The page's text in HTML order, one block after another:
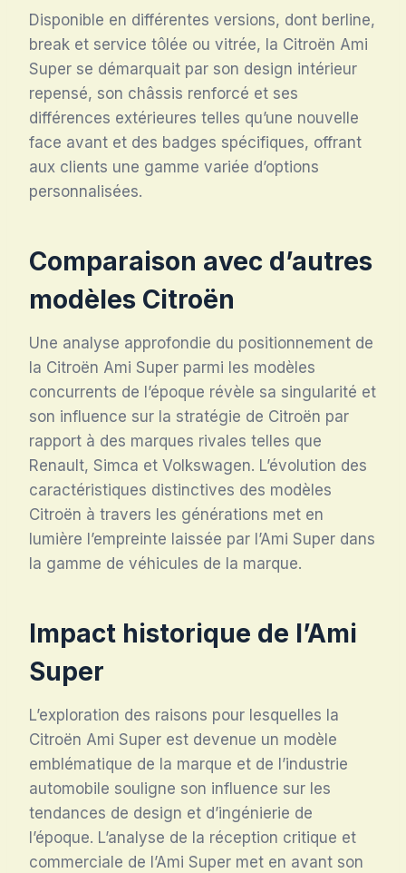
Disponible en différentes versions, dont berline,
break et service tôlée ou vitrée, la Citroën Ami
Super se démarquait par son design intérieur
repensé, son châssis renforcé et ses
différences extérieures telles qu’une nouvelle
face avant et des badges spécifiques, offrant
aux clients une gamme variée d’options
personnalisées.
Comparaison avec d’autres
modèles Citroën
Une analyse approfondie du positionnement de
la Citroën Ami Super parmi les modèles
concurrents de l’époque révèle sa singularité et
son influence sur la stratégie de Citroën par
rapport à des marques rivales telles que
Renault, Simca et Volkswagen. L’évolution des
caractéristiques distinctives des modèles
Citroën à travers les générations met en
lumière l’empreinte laissée par l’Ami Super dans
la gamme de véhicules de la marque.
Impact historique de l’Ami
Super
L’exploration des raisons pour lesquelles la
Citroën Ami Super est devenue un modèle
emblématique de la marque et de l’industrie
automobile souligne son influence sur les
tendances de design et d’ingénierie de
l’époque. L’analyse de la réception critique et
commerciale de l’Ami Super met en avant son